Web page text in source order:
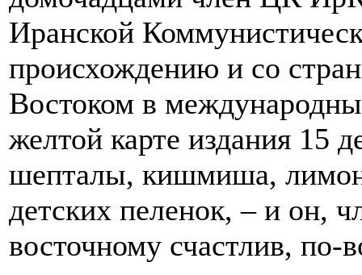
Иранской
происхождению и со
Востоком в
желтой карте издания 15
шепталы, кишмиша,
детских пеленок, – и
восточному счастлив, по-